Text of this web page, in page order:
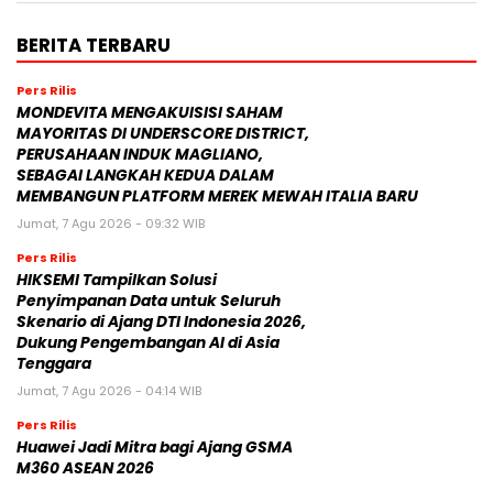
BERITA TERBARU
Pers Rilis
MONDEVITA MENGAKUISISI SAHAM
MAYORITAS DI UNDERSCORE DISTRICT,
PERUSAHAAN INDUK MAGLIANO,
SEBAGAI LANGKAH KEDUA DALAM
MEMBANGUN PLATFORM MEREK MEWAH ITALIA BARU
Jumat, 7 Agu 2026 - 09:32 WIB
Pers Rilis
HIKSEMI Tampilkan Solusi
Penyimpanan Data untuk Seluruh
Skenario di Ajang DTI Indonesia 2026,
Dukung Pengembangan AI di Asia
Tenggara
Jumat, 7 Agu 2026 - 04:14 WIB
Pers Rilis
Huawei Jadi Mitra bagi Ajang GSMA
M360 ASEAN 2026